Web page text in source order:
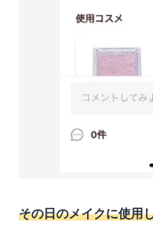
その日のメイクに使用